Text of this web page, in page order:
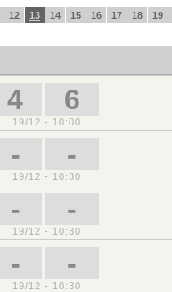
12 13 14 15 16 17 18 19
4 6
19/12 - 10:00
- -
19/12 - 10:30
- -
19/12 - 10:30
- -
19/12 - 10:30